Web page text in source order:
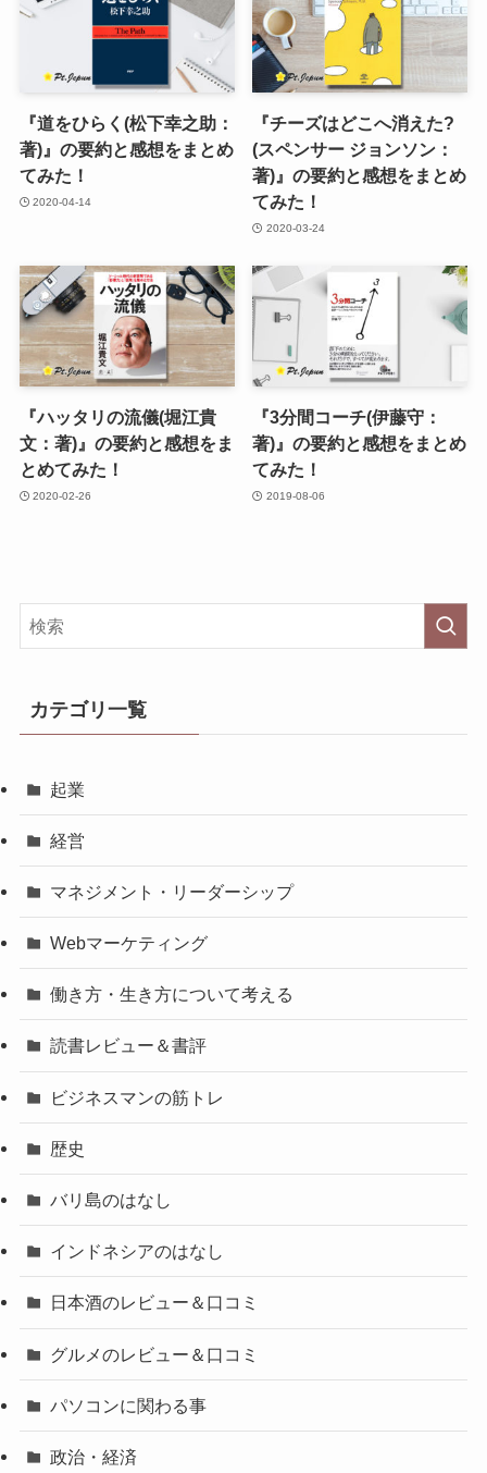
『道をひらく(松下幸之助：
著)』の要約と感想をまとめ
てみた！
2020-04-14
『チーズはどこへ消えた?
(スペンサー ジョンソン：
著)』の要約と感想をまとめ
てみた！
2020-03-24
『ハッタリの流儀(堀江貴
文：著)』の要約と感想をま
とめてみた！
2020-02-26
『3分間コーチ(伊藤守：
著)』の要約と感想をまとめ
てみた！
2019-08-06
カテゴリ一覧
起業
経営
マネジメント・リーダーシップ
Webマーケティング
働き方・生き方について考える
読書レビュー＆書評
ビジネスマンの筋トレ
歴史
バリ島のはなし
インドネシアのはなし
日本酒のレビュー＆口コミ
グルメのレビュー＆口コミ
パソコンに関わる事
政治・経済